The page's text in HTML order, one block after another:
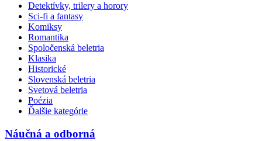
Detektívky, trilery a horory
Sci-fi a fantasy
Komiksy
Romantika
Spoločenská beletria
Klasika
Historické
Slovenská beletria
Svetová beletria
Poézia
Ďalšie kategórie
Náučná a odborná